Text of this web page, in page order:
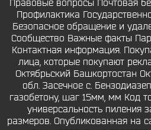
Правовые вопросы Почтовая
Профилактика
Безопасное обращение и
Сообщество Важные факты
Контактная информация.
лица, которые покупают
Октябрьский Башкортостан
обл. Засечное с.
газобетону, шаг 15мм, мм Код
универсальность пиления
размеров. Опубликованная на